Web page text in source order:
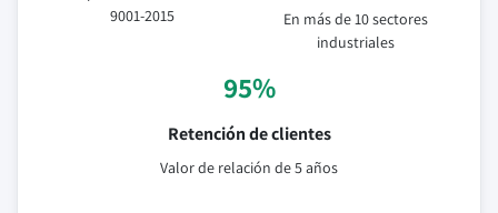
9001-2015
En más de 10 sectores
industriales
95%
Retención de clientes
Valor de relación de 5 años